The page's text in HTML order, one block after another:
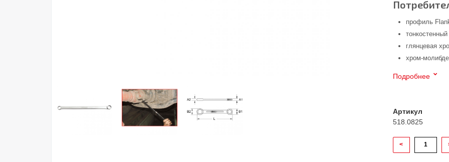
профиль
тонкостенный
глянцевая
хром-
Подробнее
Артикул
518.0825
<